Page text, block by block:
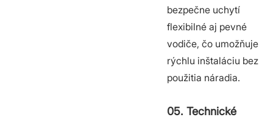
bezpečne uchytí
flexibilné aj pevné
vodiče, čo umožňuje
rýchlu inštaláciu bez
použitia náradia.
05. Technické